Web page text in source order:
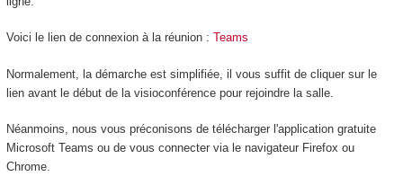
Voici le lien de connexion à la réunion : Teams
Normalement, la démarche est simplifiée, il vous suffit de cliquer sur le
lien avant le début de la visioconférence pour rejoindre la salle.
Néanmoins, nous vous préconisons de télécharger l'application gratuite
Microsoft Teams ou de vous connecter via le navigateur Firefox ou
Chrome.